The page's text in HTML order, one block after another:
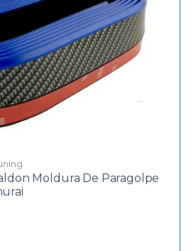
Moldura De Paragolpe